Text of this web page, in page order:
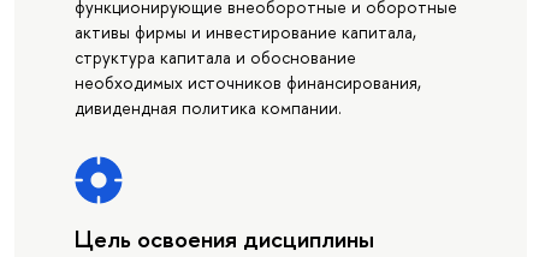
функционирующие внеоборотные и оборотные
активы фирмы и инвестирование капитала,
структура капитала и обоснование
необходимых источников финансирования,
дивидендная политика компании.
Цель освоения дисциплины